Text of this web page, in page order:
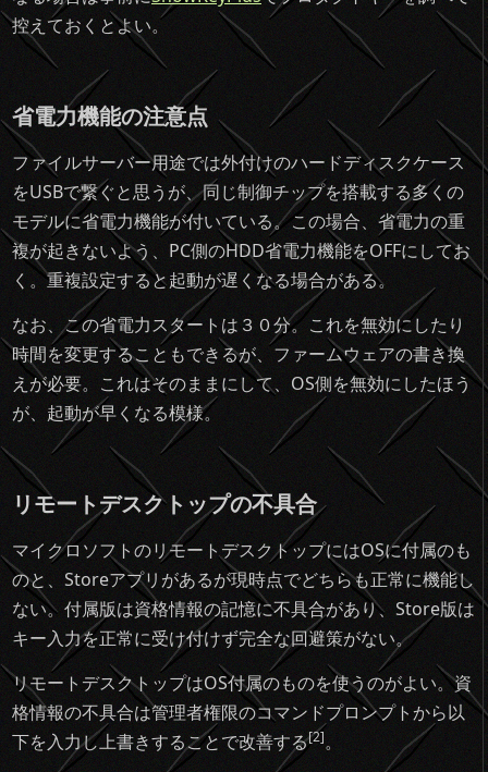
控えておくとよい。
省電力機能の注意点
ファイルサーバー用途では外付けのハードディスクケース
をUSBで繋ぐと思うが、同じ制御チップを搭載する多くの
モデルに省電力機能が付いている。この場合、省電力の重
複が起きないよう、PC側のHDD省電力機能をOFFにしてお
く。重複設定すると起動が遅くなる場合がある。
なお、この省電力スタートは３０分。これを無効にしたり
時間を変更することもできるが、ファームウェアの書き換
えが必要。これはそのままにして、OS側を無効にしたほう
が、起動が早くなる模様。
リモートデスクトップの不具合
マイクロソフトのリモートデスクトップにはOSに付属のも
のと、Storeアプリがあるが現時点でどちらも正常に機能し
ない。付属版は資格情報の記憶に不具合があり、Store版は
キー入力を正常に受け付けず完全な回避策がない。
リモートデスクトップはOS付属のものを使うのがよい。資
格情報の不具合は管理者権限のコマンドプロンプトから以
下を入力し上書きすることで改善する[2]。